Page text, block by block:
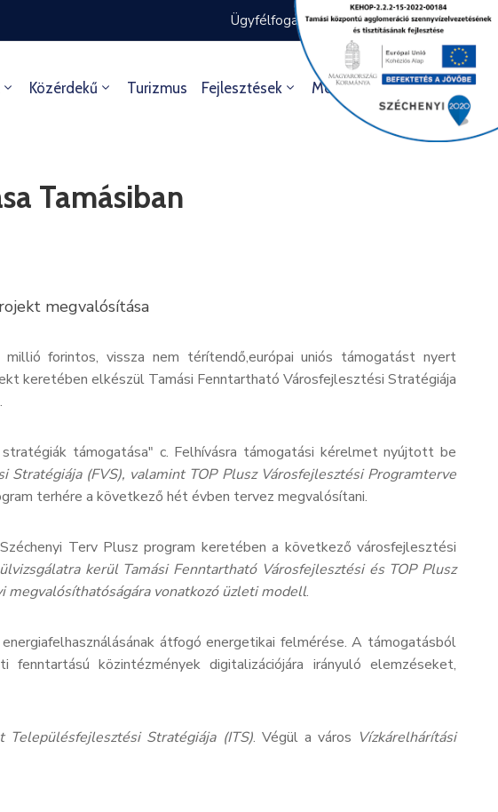
Ügyfélfogadás rendje Ügyintézés
Közérdekű Turizmus Fejlesztések Média Kultúra
Tamásiban
megvalósítása
forintos, vissza nem térítendő,európai uniós támogatást nyert
keretében elkészül Tamási Fenntartható Városfejlesztési Stratégiája
támogatása" c. Felhívásra támogatási kérelmet nyújtott be
Stratégiája (FVS), valamint TOP Plusz Városfejlesztési Programterve
terhére a következő hét évben tervez megvalósítani.
Terv Plusz program keretében a következő városfejlesztési
kerül Tamási Fenntartható Városfejlesztési és TOP Plusz
megvalósíthatóságára vonatkozó üzleti modell.
átfogó energetikai felmérése. A támogatásból
közintézmények digitalizációjára irányuló elemzéseket,
Stratégiája (ITS). Végül a város Vízkárelhárítási